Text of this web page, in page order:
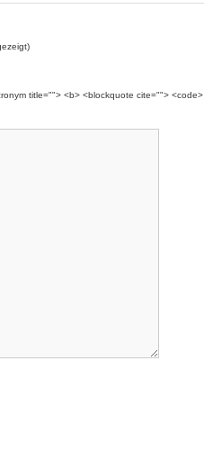
title=""> <b> <blockquote cite=""> <code>